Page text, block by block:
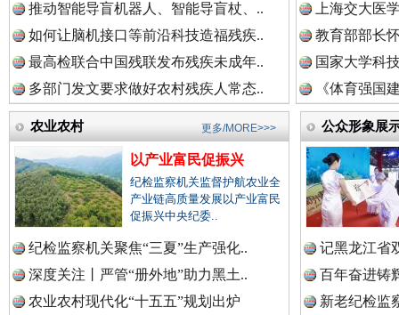
雄关漫道展新颜 “
推动智能导盲机器人、智能导盲杖、..
如何让脑机接口等前沿科技造福残疾..
最高检联合中国残联发布残疾未成年..
多部门发文要求做好农村残疾人常态..
上海交大医
教育部部长
国家大学科
《体育强国
农业农村
以产业富民促振兴
纪检监察机关监督护航农业全
产业链高质量发展以产业富民
促振兴中央纪委..
纪检监察机关聚焦“三夏”生产强化..
深度关注丨严管“册外地”助力黑土..
农业农村现代化“十五五”规划出炉
更多/MORE>>> 公众形象展
记黑龙江省
百年奋进铸
新老纪检监